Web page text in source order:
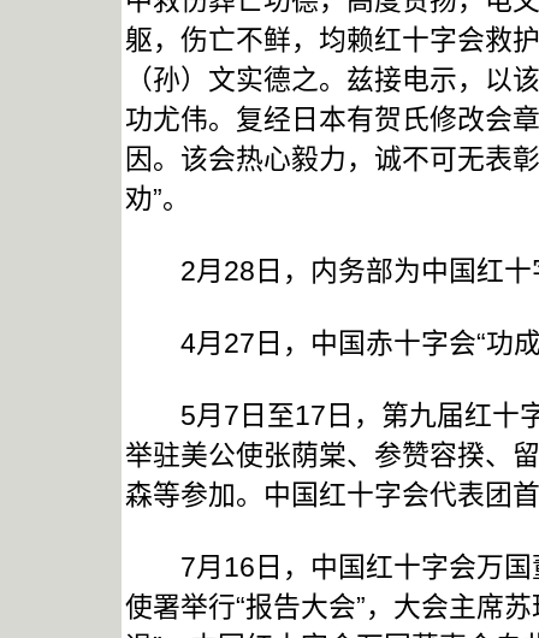
躯，伤亡不鲜，均赖红十字会救
（孙）文实德之。兹接电示，以
功尤伟。复经日本有贺氏修改会
因。该会热心毅力，诚不可无表
劝”。
2月28日，内务部为中国红十
4月27日，中国赤十字会“功成
5月7日至17日，第九届红十字
举驻美公使张荫棠、参赞容揆、
森等参加。中国红十字会代表团
7月16日，中国红十字会万国
使署举行“报告大会”，大会主席